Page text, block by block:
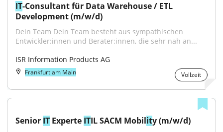
IT-Consultant für Data Warehouse / ETL
Development (m/w/d)
Dein Team Dein Team besteht aus sympathischen
Entwickler:innen und Berater:innen, die sehr nah an...
ISR Information Products AG
Frankfurt am Main Vollzeit
Senior IT Experte ITIL SACM Mobility (m/w/d)